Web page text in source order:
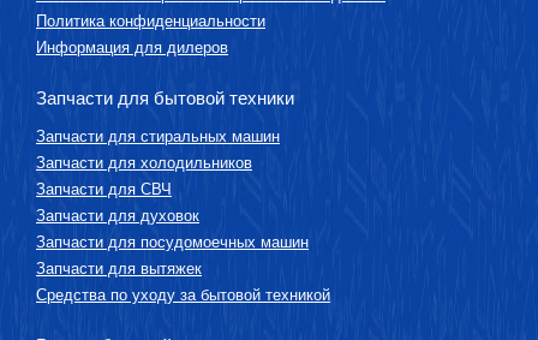
Политика конфиденциальности
Информация для дилеров
Запчасти для бытовой техники
Запчасти для стиральных машин
Запчасти для холодильников
Запчасти для СВЧ
Запчасти для духовок
Запчасти для посудомоечных машин
Запчасти для вытяжек
Средства по уходу за бытовой техникой